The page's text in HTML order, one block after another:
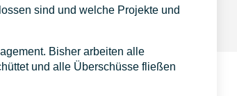
sind und welche Projekte und
Bisher arbeiten alle
und alle Überschüsse fließen